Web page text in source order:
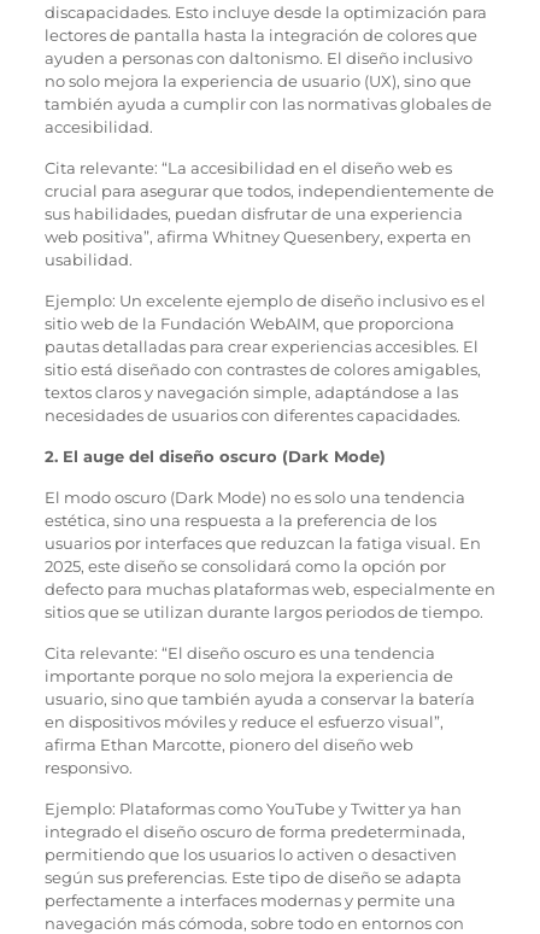
discapacidades. Esto incluye desde la optimización para
lectores de pantalla hasta la integración de colores que
ayuden a personas con daltonismo. El diseño inclusivo
no solo mejora la experiencia de usuario (UX), sino que
también ayuda a cumplir con las normativas globales de
accesibilidad.
Cita relevante: “La accesibilidad en el diseño web es
crucial para asegurar que todos, independientemente de
sus habilidades, puedan disfrutar de una experiencia
web positiva”, afirma Whitney Quesenbery, experta en
usabilidad.
Ejemplo: Un excelente ejemplo de diseño inclusivo es el
sitio web de la Fundación WebAIM, que proporciona
pautas detalladas para crear experiencias accesibles. El
sitio está diseñado con contrastes de colores amigables,
textos claros y navegación simple, adaptándose a las
necesidades de usuarios con diferentes capacidades.
2. El auge del diseño oscuro (Dark Mode)
El modo oscuro (Dark Mode) no es solo una tendencia
estética, sino una respuesta a la preferencia de los
usuarios por interfaces que reduzcan la fatiga visual. En
2025, este diseño se consolidará como la opción por
defecto para muchas plataformas web, especialmente en
sitios que se utilizan durante largos periodos de tiempo.
Cita relevante: “El diseño oscuro es una tendencia
importante porque no solo mejora la experiencia de
usuario, sino que también ayuda a conservar la batería
en dispositivos móviles y reduce el esfuerzo visual”,
afirma Ethan Marcotte, pionero del diseño web
responsivo.
Ejemplo: Plataformas como YouTube y Twitter ya han
integrado el diseño oscuro de forma predeterminada,
permitiendo que los usuarios lo activen o desactiven
según sus preferencias. Este tipo de diseño se adapta
perfectamente a interfaces modernas y permite una
navegación más cómoda, sobre todo en entornos con